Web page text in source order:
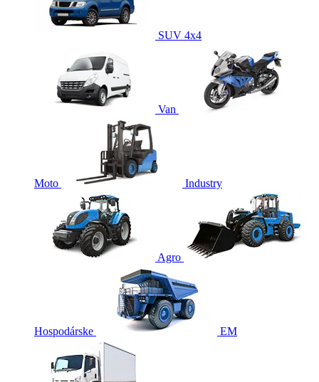
SUV 4x4
Van
Moto Industry
Agro
Hospodárske EM